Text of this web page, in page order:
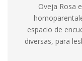
Oveja Rosa
espacio de
diversas, para